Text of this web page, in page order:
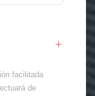
facilitada
de